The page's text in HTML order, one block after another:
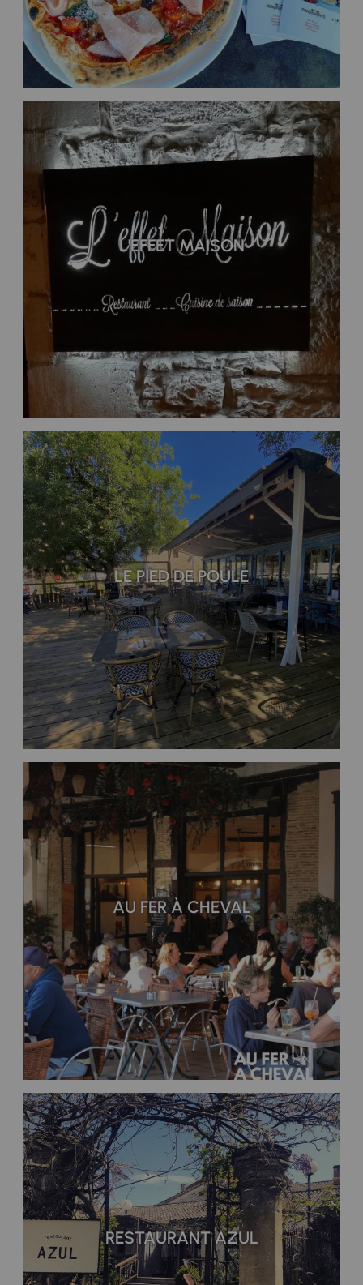
L'EFFET MAISON
LE PIED DE POULE
AU FER À CHEVAL
RESTAURANT AZUL